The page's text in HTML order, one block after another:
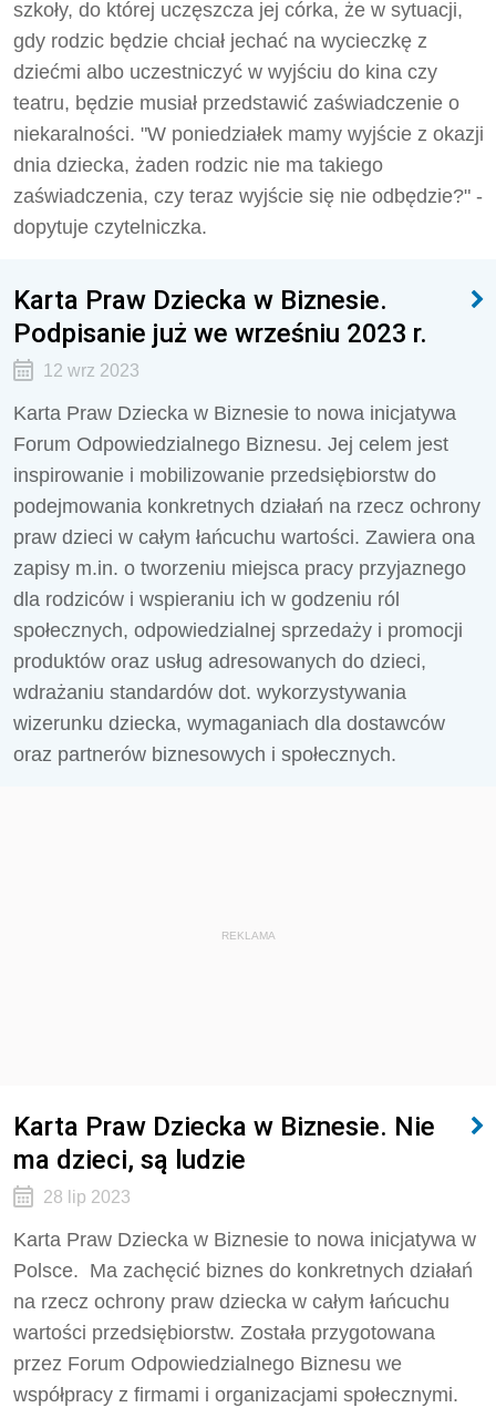
szkoły, do której uczęszcza jej córka, że w sytuacji,
gdy rodzic będzie chciał jechać na wycieczkę z
dziećmi albo uczestniczyć w wyjściu do kina czy
teatru, będzie musiał przedstawić zaświadczenie o
niekaralności. "W poniedziałek mamy wyjście z okazji
dnia dziecka, żaden rodzic nie ma takiego
zaświadczenia, czy teraz wyjście się nie odbędzie?" -
dopytuje czytelniczka.
Karta Praw Dziecka w Biznesie.
Podpisanie już we wrześniu 2023 r.
12 wrz 2023
Karta Praw Dziecka w Biznesie to nowa inicjatywa
Forum Odpowiedzialnego Biznesu. Jej celem jest
inspirowanie i mobilizowanie przedsiębiorstw do
podejmowania konkretnych działań na rzecz ochrony
praw dzieci w całym łańcuchu wartości. Zawiera ona
zapisy m.in. o tworzeniu miejsca pracy przyjaznego
dla rodziców i wspieraniu ich w godzeniu ról
społecznych, odpowiedzialnej sprzedaży i promocji
produktów oraz usług adresowanych do dzieci,
wdrażaniu standardów dot. wykorzystywania
wizerunku dziecka, wymaganiach dla dostawców
oraz partnerów biznesowych i społecznych.
REKLAMA
Karta Praw Dziecka w Biznesie. Nie
ma dzieci, są ludzie
28 lip 2023
Karta Praw Dziecka w Biznesie to nowa inicjatywa w
Polsce. Ma zachęcić biznes do konkretnych działań
na rzecz ochrony praw dziecka w całym łańcuchu
wartości przedsiębiorstw. Została przygotowana
przez Forum Odpowiedzialnego Biznesu we
współpracy z firmami i organizacjami społecznymi.